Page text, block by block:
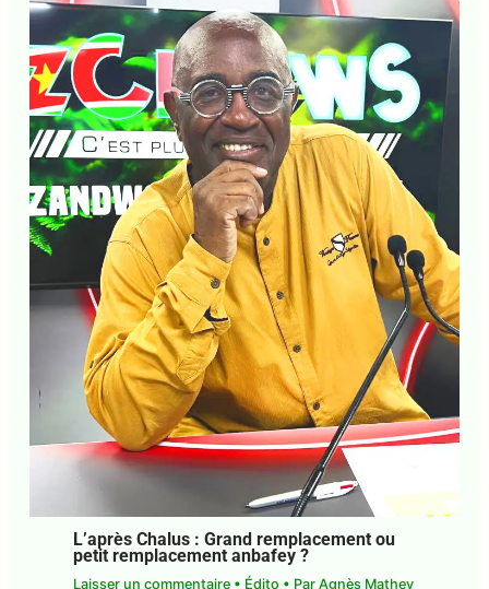
Six mois après, où en est la Gwadloup ?
Laisser un commentaire •Édito • Par
Agnès
Mathey•29 juillet 2026